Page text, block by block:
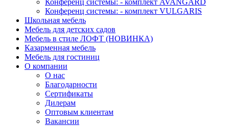
Конференц системы: - комплект VULGARIS
Школьная мебель
Мебель для детских садов
Мебель в стиле ЛОФТ (НОВИНКА)
Казарменная мебель
Мебель для гостиниц
О компании
О нас
Благодарности
Сертификаты
Дилерам
Оптовым клиентам
Вакансии